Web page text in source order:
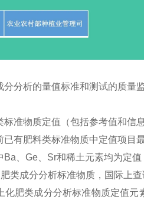
分析的量值标准和测试的质量
标准物质定值（包括参考值和信
已有肥料类标准物质中定值项目
Ba、Ge、Sr和稀土元素均为定值
类成分分析标准物质，国际上
化肥类成分分析标准物质定值